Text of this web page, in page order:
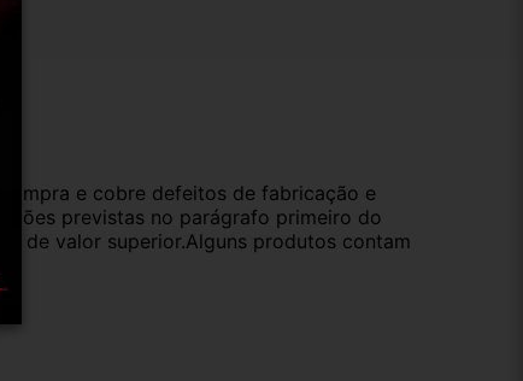
e cobre defeitos de fabricação e
previstas no parágrafo primeiro do
de valor superior.Alguns produtos contam